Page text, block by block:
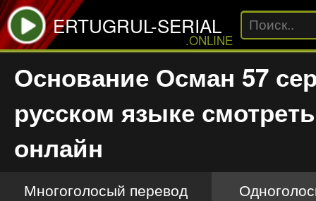
ERTUGRUL-SERIAL
.ONLINE
Основание Осман 57
русском языке смотреть
онлайн
Многоголосый перевод